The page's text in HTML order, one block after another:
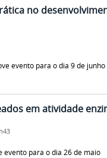
no
evento para o dia 9 de junho
em atividade
evento para o dia 26 de maio